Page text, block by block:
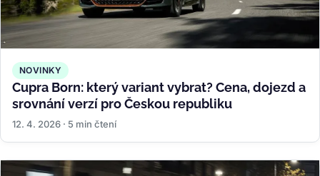
NOVINKY
Cupra Born: který variant vybrat? Cena, dojezd a
srovnání verzí pro Českou republiku
12. 4. 2026 · 5 min čtení